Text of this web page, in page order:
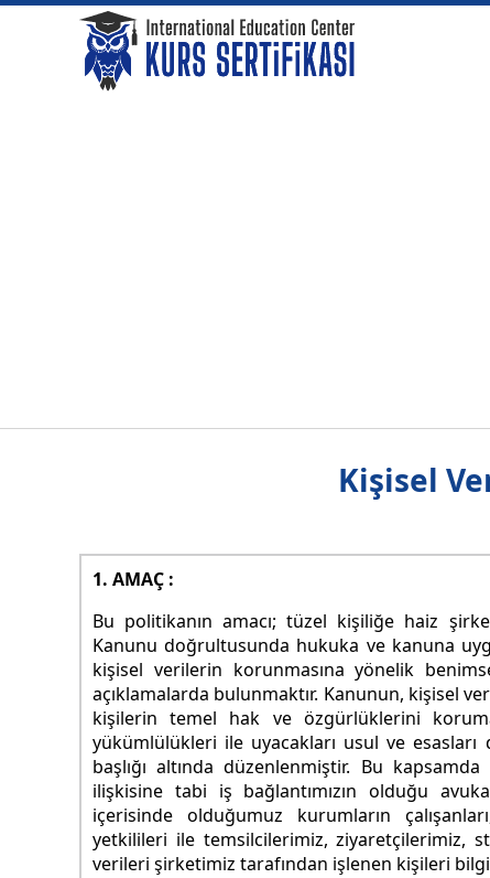
Kişisel
1. AMAÇ :
Bu politikanın amacı; tüzel kişiliğe haiz
Kanunu doğrultusunda hukuka ve kanuna
kişisel verilerin korunmasına yönelik
açıklamalarda bulunmaktır. Kanunun, kişisel
kişilerin temel hak ve özgürlüklerini
yükümlülükleri ile uyacakları usul ve esasları
başlığı altında düzenlenmiştir. Bu
ilişkisine tabi iş bağlantımızın olduğu
içerisinde olduğumuz kurumların
yetkilileri ile temsilcilerimiz, ziyaretçilerimiz,
verileri şirketimiz tarafından işlenen kişileri